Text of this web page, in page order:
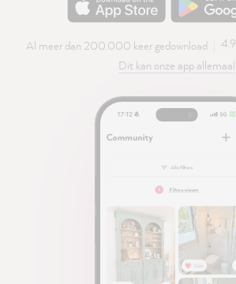
Al meer dan 200.000 keer gedownload
4.9
Dit kan onze app allemaal